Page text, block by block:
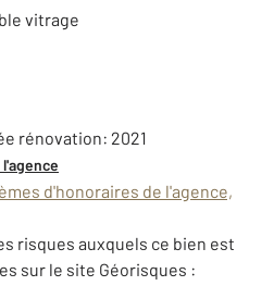
vitrage
rénovation: 2021
d'honoraires de l'agence,
risques auxquels ce bien est
sur le site Géorisques :